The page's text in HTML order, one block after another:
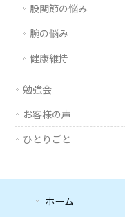
股関節の悩み
腕の悩み
健康維持
勉強会
お客様の声
ひとりごと
ホーム